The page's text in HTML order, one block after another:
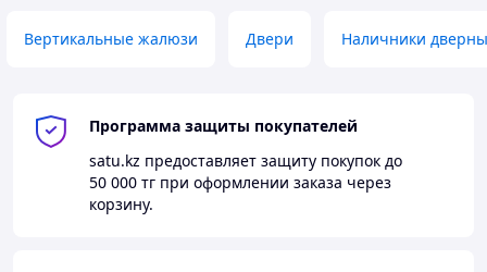
Вертикальные жалюзи Двери Наличники
Программа защиты покупателей
satu.kz предоставляет защиту покупок до
50 000 тг при оформлении заказа через
корзину.